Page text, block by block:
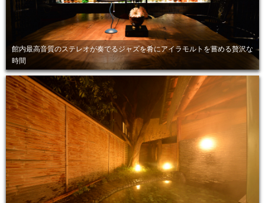
館内最高音質のステレオが奏でるジャズを肴にアイラモルトを嘗める贅沢な
時間